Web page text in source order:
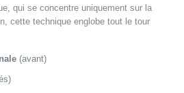
qui se concentre uniquement sur la
cette technique englobe tout le tour
(avant)